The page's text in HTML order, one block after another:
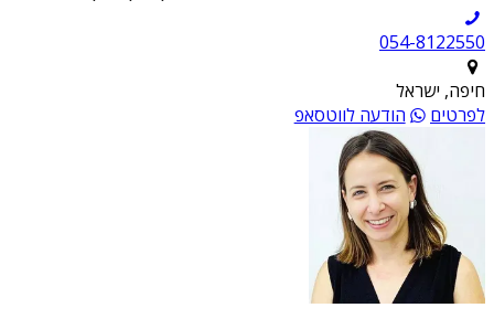
054-8122550
חיפה, ישראל
לפרטים
הודעה לווטסאפ